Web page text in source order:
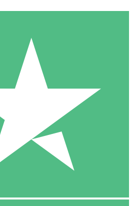
Kreditpaket
med nedladdningskrediter. Inget
1 Nedladdningar
10 00